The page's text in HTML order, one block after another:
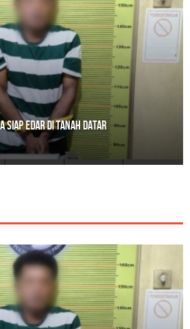
Yunus Batusangkar Diminati Polri, TNI,